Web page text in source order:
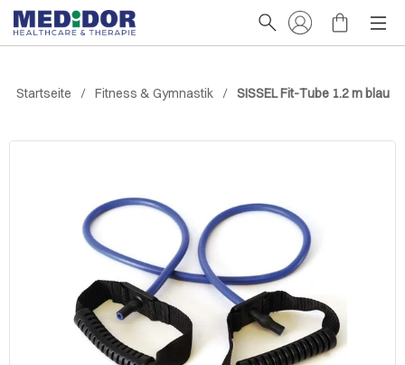
Startseite Fitness & Gymnastik SISSEL Fit-Tube 1.2 m blau